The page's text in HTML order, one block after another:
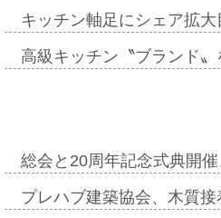
キッチン軸足にシェア拡
高級キッチン〝ブランド
総会と20周年記念式典開
プレハブ建築協会、木質